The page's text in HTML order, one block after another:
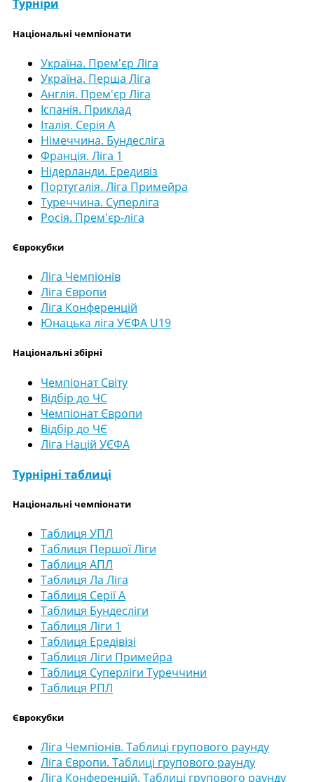
Турніри
Національні чемпіонати
Україна. Прем'єр Ліга
Україна. Перша Ліга
Англія. Прем'єр Ліга
Іспанія. Приклад
Італія. Серія А
Німеччина. Бундесліга
Франція. Ліга 1
Нідерланди. Ередивіз
Португалія. Ліга Примейра
Туреччина. Суперліга
Росія. Прем'єр-ліга
Єврокубки
Ліга Чемпіонів
Ліга Європи
Ліга Конференцій
Юнацька ліга УЄФА U19
Національні збірні
Чемпіонат Світу
Відбір до ЧС
Чемпіонат Європи
Відбір до ЧЄ
Ліга Націй УЄФА
Турнірні таблиці
Національні чемпіонати
Таблиця УПЛ
Таблиця Першої Ліги
Таблиця АПЛ
Таблиця Ла Ліга
Таблиця Серії А
Таблиця Бундесліги
Таблиця Ліги 1
Таблиця Ередівізі
Таблиця Ліги Примейра
Таблиця Суперліги Туреччини
Таблиця РПЛ
Єврокубки
Ліга Чемпіонів. Таблиці групового раунду
Ліга Європи. Таблиці групового раунду
Ліга Конференцій. Таблиці групового раунду